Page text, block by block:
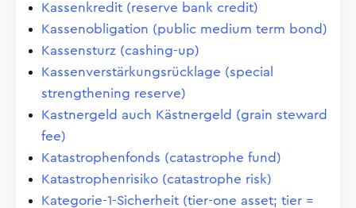
Kassenkredit (reserve bank credit)
Kassenobligation (public medium term bond)
Kassensturz (cashing-up)
Kassenverstärkungsrücklage (special
strengthening reserve)
Kastnergeld auch Kästnergeld (grain steward
fee)
Katastrophenfonds (catastrophe fund)
Katastrophenrisiko (catastrophe risk)
Kategorie-1-Sicherheit (tier-one asset; tier =